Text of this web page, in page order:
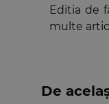
Editia de
multe
De